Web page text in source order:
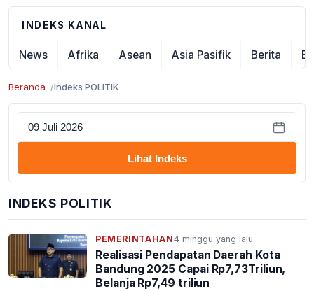
INDEKS KANAL
News Afrika Asean Asia Pasifik Berita
Beranda Indeks POLITIK
Lihat Indeks
INDEKS POLITIK
PEMERINTAHAN4 minggu yang lalu
Realisasi Pendapatan Daerah Kota
Bandung 2025 Capai Rp7,73Triliun,
Belanja Rp7,49 triliun